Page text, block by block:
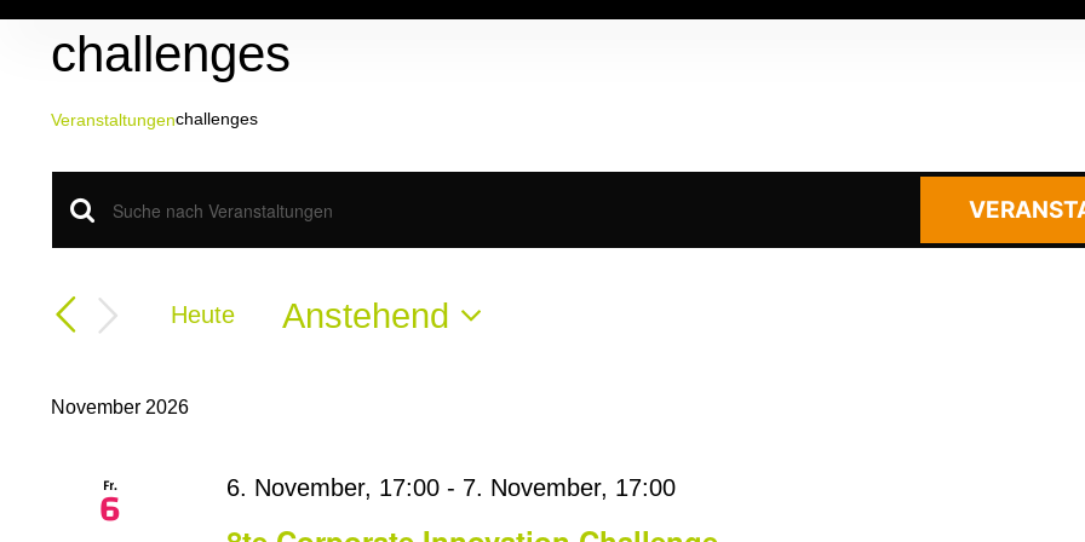
springenchallenges
Veranstaltungenchallenges
Veranstaltungen
Veranstaltungen
Suche
und
Ansichten,
Navigation
Bitte
Schlüsselwort
Suche
nach
Heute
Anstehend
November 2026
Fr.
6 6. November, 17:00 - 7. November, 17:00